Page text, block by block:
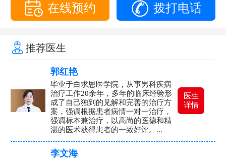
在线预约 拨打电话
推荐医生
郭红艳
毕业于白求恩医学院，从事男科疾病
治疗工作20余年，多年的临床经验形
成了自己独到的见解和完善的治疗方
案，强调根据患者病情一对一治疗，
强调标本兼治疗，以高尚的医德和精
湛的医术获得患者的一致好评。...
医生
详情
李文海